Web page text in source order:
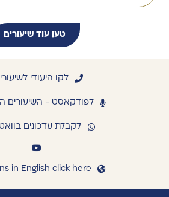
טען עוד שיעורים
לקו היעודי
לפודקאסט - השיעורים
לקבלת עדכונים
in English click here